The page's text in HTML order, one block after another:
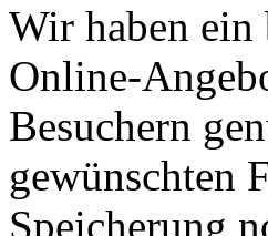
Wir haben ein
Online-
Besuchern
gewünschten
Speicherung